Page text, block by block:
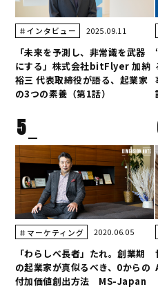
＃インタビュー 2025.09.11
「未来を予測し、非常識を武器
にする」株式会社bitFlyer 加納
裕三 代表取締役が語る、起業家
の3つの素養（第1話）
5
＃マーケティング 2020.06.05
「わらしべ長者」たれ。創業期
の起業家が真似るべき、0からの
付加価値創出方法 MS-Japan